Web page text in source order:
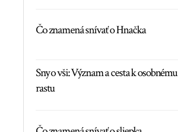
Čo znamená snívať o Hnačka
Sny o vši: Význam a cesta k osobnému
rastu